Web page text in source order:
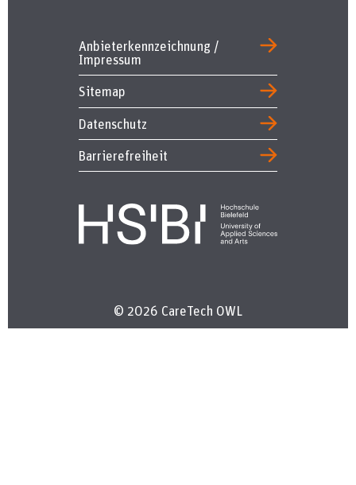
Anbieterkennzeichnung /
Impressum
Sitemap
Datenschutz
Barrierefreiheit
© 2026 CareTech OWL